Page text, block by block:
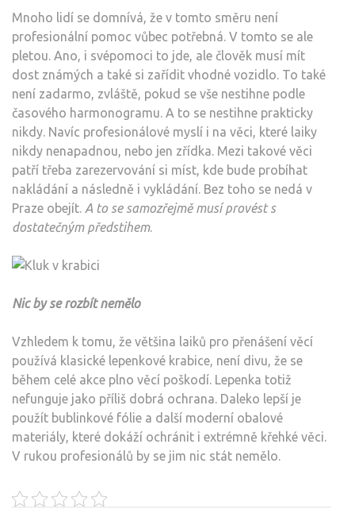
Mnoho lidí se domnívá, že v tomto směru není
profesionální pomoc vůbec potřebná. V tomto se ale
pletou. Ano, i svépomoci to jde, ale člověk musí mít
dost známých a také si zařídit vhodné vozidlo. To také
není zadarmo, zvláště, pokud se vše nestihne podle
časového harmonogramu. A to se nestihne prakticky
nikdy. Navíc profesionálové myslí i na věci, které laiky
nikdy nenapadnou, nebo jen zřídka. Mezi takové věci
patří třeba zarezervování si míst, kde bude probíhat
nakládání a následně i vykládání. Bez toho se nedá v
Praze obejít. A to se samozřejmě musí provést s
dostatečným předstihem.
Nic by se rozbít nemělo
Vzhledem k tomu, že většina laiků pro přenášení věcí
používá klasické lepenkové krabice, není divu, že se
během celé akce plno věcí poškodí. Lepenka totiž
nefunguje jako příliš dobrá ochrana. Daleko lepší je
použít bublinkové fólie a další moderní obalové
materiály, které dokáží ochránit i extrémně křehké věci.
V rukou profesionálů by se jim nic stát nemělo.